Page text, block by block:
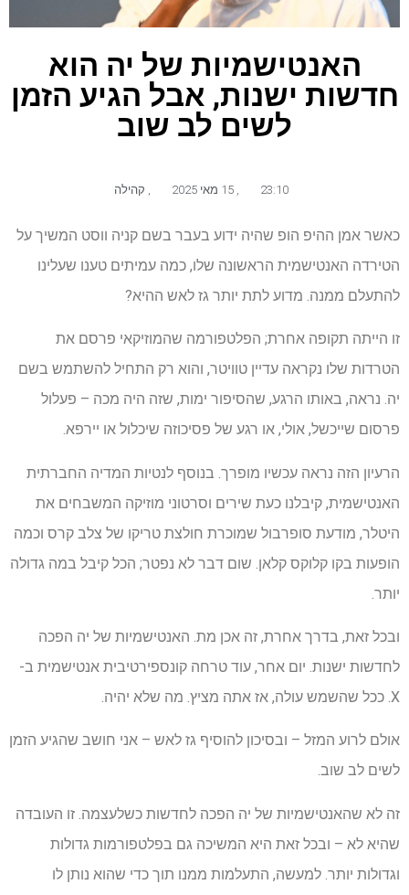
האנטישמיות של יה הוא
חדשות ישנות, אבל הגיע הזמן
לשים לב שוב
23:10 15 מאי 2025 קהילה
כאשר אמן ההיפ הופ שהיה ידוע בעבר בשם קניה ווסט המשיך על
הטירדה האנטישמית הראשונה שלו, כמה עמיתים טענו שעלינו
להתעלם ממנה. מדוע לתת יותר גז לאש ההיא?
זו הייתה תקופה אחרת; הפלטפורמה שהמוזיקאי פרסם את
הטרדות שלו נקראה עדיין טוויטר, והוא רק התחיל להשתמש בשם
יה. נראה, באותו הרגע, שהסיפור ימות, שזה היה מכה – פעלול
פרסום שייכשל, אולי, או רגע של פסיכוזה שיכלול או יירפא.
הרעיון הזה נראה עכשיו מופרך. בנוסף לנטיות המדיה החברתית
האנטישמית, קיבלנו כעת שירים וסרטוני מוזיקה המשבחים את
היטלר, מודעת סופרבול שמוכרת חולצת טריקו של צלב קרס וכמה
הופעות בקו קלוקס קלאן. שום דבר לא נפטר; הכל קיבל במה גדולה
יותר.
ובכל זאת, בדרך אחרת, זה אכן מת. האנטישמיות של יה הפכה
לחדשות ישנות. יום אחר, עוד טרחה קונספירטיבית אנטישמית ב-
X. ככל שהשמש עולה, אז אתה מציץ. מה שלא יהיה.
אולם לרוע המזל – ובסיכון להוסיף גז לאש – אני חושב שהגיע הזמן
לשים לב שוב.
זה לא שהאנטישמיות של יה הפכה לחדשות כשלעצמה. זו העובדה
שהיא לא – ובכל זאת היא המשיכה גם בפלטפורמות גדולות
וגדולות יותר. למעשה, התעלמות ממנו תוך כדי שהוא נותן לו